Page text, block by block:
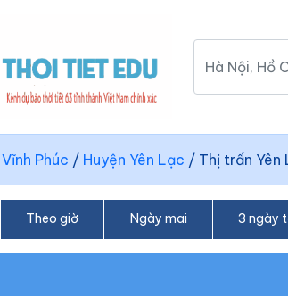
Vĩnh Phúc / Huyện Yên Lạc / Thị trấn Yên
Theo giờ Ngày mai 3 ngày